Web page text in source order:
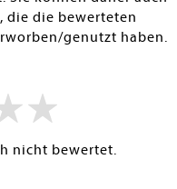
die die bewerteten
genutzt haben.
nicht bewertet.